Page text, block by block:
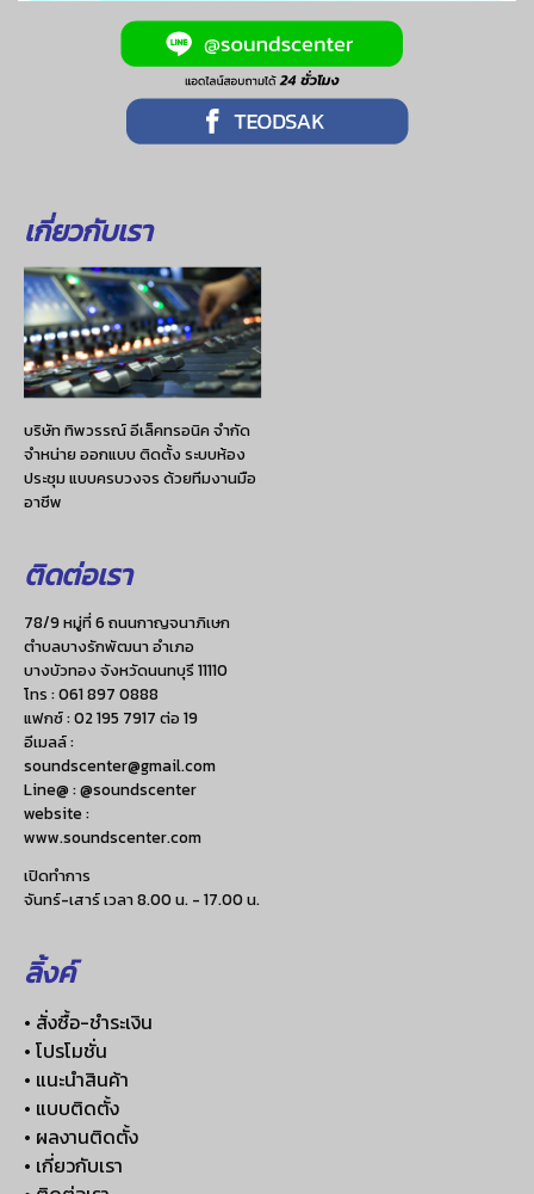
เกี่ยวกับเรา
บริษัท ทิพวรรณ์ อีเล็คทรอนิค จำกัด
จำหน่าย ออกแบบ ติดตั้ง ระบบห้อง
ประชุม แบบครบวงจร ด้วยทีมงานมือ
อาชีพ
ติดต่อเรา
78/9 หมู่ที่ 6 ถนนกาญจนาภิเษก
ตำบลบางรักพัฒนา อำเภอ
บางบัวทอง จังหวัดนนทบุรี 11110
โทร :061 897 0888
แฟกซ์ :02 195 7917 ต่อ 19
อีเมลล์ :
soundscenter@gmail.com
Line@ : @soundscenter
website :
www.soundscenter.com
เปิดทำการ
จันทร์-เสาร์ เวลา 8.00 น. - 17.00 น.
ลิ้งค์
• สั่งซื้อ-ชำระเงิน
• โปรโมชั่น
• แนะนำสินค้า
• แบบติดตั้ง
• ผลงานติดตั้ง
• เกี่ยวกับเรา